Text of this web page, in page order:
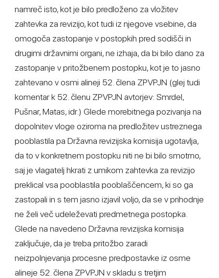
namreč isto, kot je bilo predloženo za vložitev
zahtevka za revizijo, kot tudi iz njegove vsebine, da
omogoča zastopanje v postopkih pred sodišči in
drugimi državnimi organi, ne izhaja, da bi bilo dano za
zastopanje v pritožbenem postopku, kot je to jasno
zahtevano v osmi alineji 52. člena ZPVPJN (glej tudi
komentar k 52. členu ZPVPJN avtorjev: Smrdel,
Pušnar, Matas, idr.) Glede morebitnega pozivanja na
dopolnitev vloge oziroma na predložitev ustreznega
pooblastila pa Državna revizijska komisija ugotavlja,
da to v konkretnem postopku niti ne bi bilo smotrno,
saj je vlagatelj hkrati z umikom zahtevka za revizijo
preklical vsa pooblastila pooblaščencem, ki so ga
zastopali in s tem jasno izjavil voljo, da se v prihodnje
ne želi več udeleževati predmetnega postopka.
Glede na navedeno Državna revizijska komisija
zaključuje, da je treba pritožbo zaradi
neizpolnjevanja procesne predpostavke iz osme
alineje 52. člena ZPVPJN v skladu s tretjim